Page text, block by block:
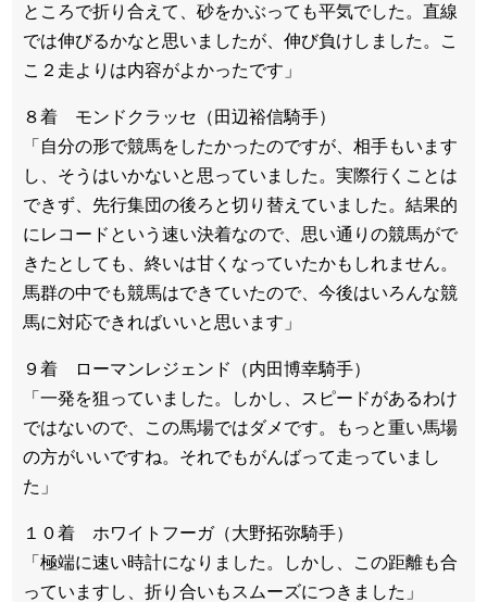
ところで折り合えて、砂をかぶっても平気でした。直線
では伸びるかなと思いましたが、伸び負けしました。こ
こ２走よりは内容がよかったです」
８着 モンドクラッセ（田辺裕信騎手）
「自分の形で競馬をしたかったのですが、相手もいます
し、そうはいかないと思っていました。実際行くことは
できず、先行集団の後ろと切り替えていました。結果的
にレコードという速い決着なので、思い通りの競馬がで
きたとしても、終いは甘くなっていたかもしれません。
馬群の中でも競馬はできていたので、今後はいろんな競
馬に対応できればいいと思います」
９着 ローマンレジェンド（内田博幸騎手）
「一発を狙っていました。しかし、スピードがあるわけ
ではないので、この馬場ではダメです。もっと重い馬場
の方がいいですね。それでもがんばって走っていまし
た」
１０着 ホワイトフーガ（大野拓弥騎手）
「極端に速い時計になりました。しかし、この距離も合
っていますし、折り合いもスムーズにつきました」